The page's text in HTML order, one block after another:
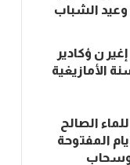
الشباب
ن ؤكادير
الأمازيغية
الصالح
المفتوحة